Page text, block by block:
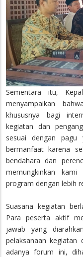
Sementara itu,
menyampaikan
khususnya bagi
kegiatan dan
sesuai dengan pagu
bermanfaat karena
bendahara dan
memungkinkan kami
program dengan lebih
Suasana kegiatan
Para peserta aktif
jawab yang
pelaksanaan kegiatan
adanya forum ini,